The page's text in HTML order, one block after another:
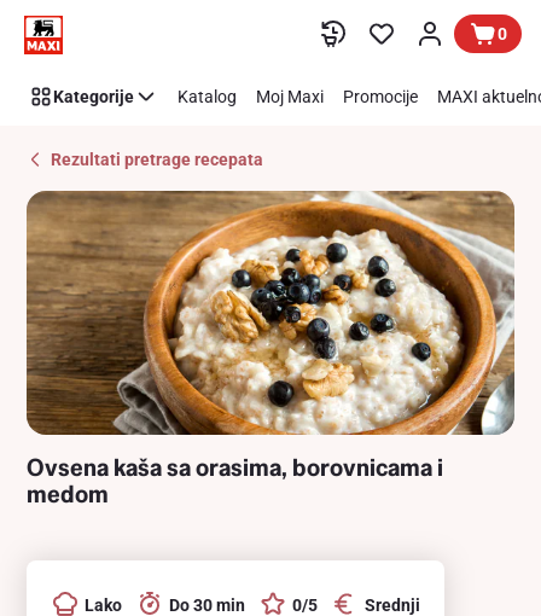
Preskoči link
Recipe
Details
0
Kategorije Katalog Moj Maxi Promocije MAXI
Rezultati pretrage recepata
Ovsena kaša sa orasima, borovnicama i
medom
Lako Do 30 min 0/5 Srednji